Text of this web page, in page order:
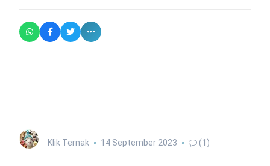
Klik Ternak 14 September 2023 (1)